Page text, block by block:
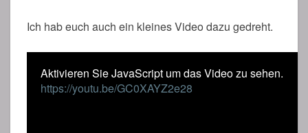
Ich hab euch auch ein kleines Video dazu gedreht.
Aktivieren Sie JavaScript um das Video zu sehen.
https://youtu.be/GC0XAYZ2e28